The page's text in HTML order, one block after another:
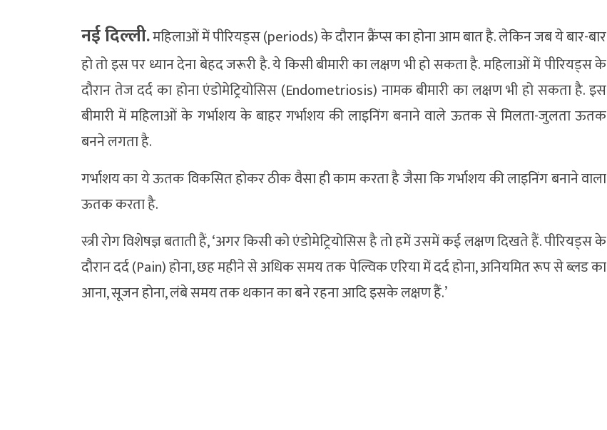
नई दिल्ली.महिलाओं में पीरियड्स (periods) के दौरान क्रैंप्स का होना आम बात है. लेकिन जब ये बार-बार
हो तो इस पर ध्यान देना बेहद जरूरी है. ये किसी बीमारी का लक्षण भी हो सकता है. महिलाओं में पीरियड्स के
दौरान तेज दर्द का होना एंडोमेट्रियोसिस (Endometriosis) नामक बीमारी का लक्षण भी हो सकता है. इस
बीमारी में महिलाओं के गर्भाशय के बाहर गर्भाशय की लाइनिंग बनाने वाले ऊतक से मिलता-जुलता ऊतक
बनने लगता है.
गर्भाशय का ये ऊतक विकसित होकर ठीक वैसा ही काम करता है जैसा कि गर्भाशय की लाइनिंग बनाने वाला
ऊतक करता है.
स्त्री रोग विशेषज्ञ बताती हैं, ‘अगर किसी को एंडोमेट्रियोसिस है तो हमें उसमें कई लक्षण दिखते हैं. पीरियड्स के
दौरान दर्द (Pain) होना, छह महीने से अधिक समय तक पेल्विक एरिया में दर्द होना, अनियमित रूप से ब्लड का
आना, सूजन होना, लंबे समय तक थकान का बने रहना आदि इसके लक्षण हैं.’